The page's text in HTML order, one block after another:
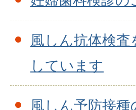
風しん抗体検査
しています
風しん予防接種